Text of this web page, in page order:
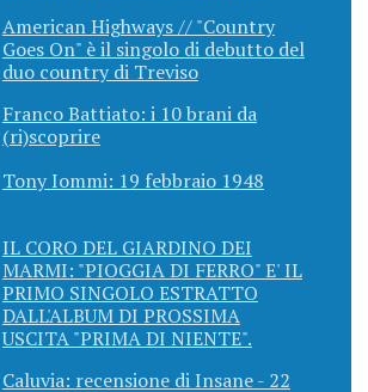
American Highways // "Country
Goes On" è il singolo di debutto del
duo country di Treviso
Franco Battiato: i 10 brani da
(ri)scoprire
Tony Iommi: 19 febbraio 1948
IL CORO DEL GIARDINO DEI
MARMI: "PIOGGIA DI FERRO" E' IL
PRIMO SINGOLO ESTRATTO
DALL'ALBUM DI PROSSIMA
USCITA "PRIMA DI NIENTE".
Caluvia: recensione di Insane - 22